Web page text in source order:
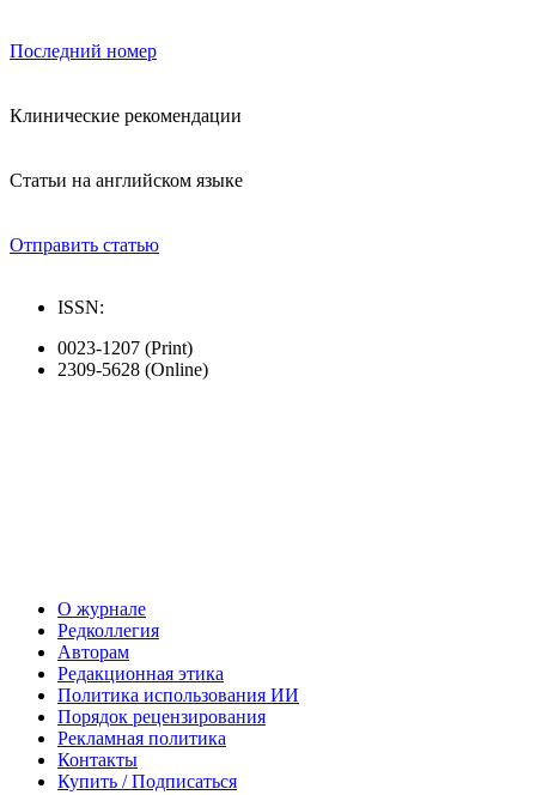
Последний номер
Клинические рекомендации
Статьи на английском языке
Отправить статью
ISSN:
0023-1207 (Print)
2309-5628 (Online)
О журнале
Редколлегия
Авторам
Редакционная этика
Политика использования ИИ
Порядок рецензирования
Рекламная политика
Контакты
Купить / Подписаться